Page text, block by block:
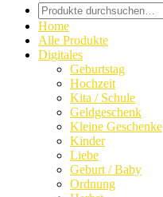
Search
for:
Home
Alle Produkte
Digitales
Geburtstag
Hochzeit
Kita / Schule
Geldgeschenk
Kleine Geschenke
Kinder
Liebe
Geburt / Baby
Ordnung